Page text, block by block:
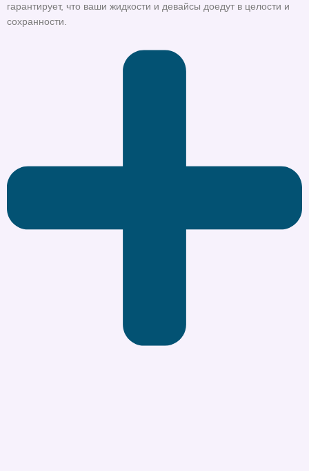
гарантирует, что ваши жидкости и девайсы доедут в целости и
сохранности.